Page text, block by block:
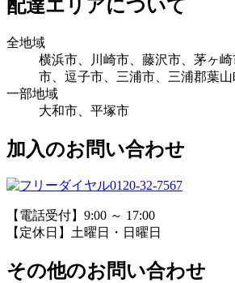
配達エリアについて
全地域
横浜市、川崎市、藤沢市、茅ヶ
市、逗子市、三浦市、三浦郡葉山
一部地域
大和市、平塚市
加入のお問い合わせ
0120-32-7567
【電話受付】9:00 ～ 17:00
【定休日】土曜日・日曜日
その他のお問い合わせ